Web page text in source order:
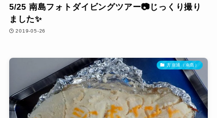
5/25 南島フォトダイビングツアー📷じっくり撮り
ました✨
2019-05-26
方座浦（南島）